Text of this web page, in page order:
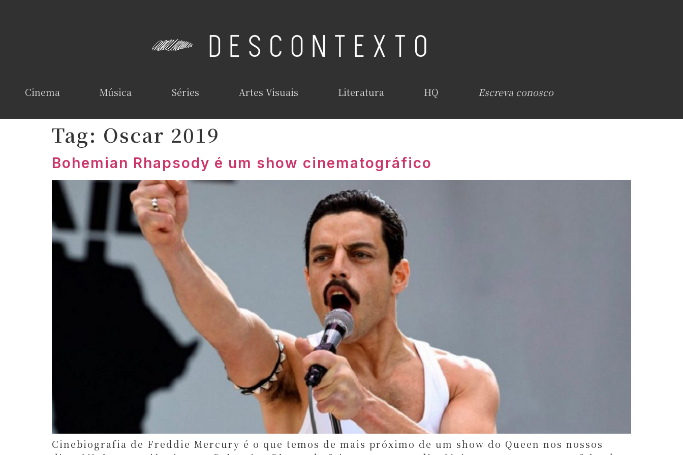
Cinema Música Séries Artes Visuais Literatura HQ Escreva conosco
Tag: Oscar 2019
Bohemian Rhapsody é um show cinematográfico
Cinebiografia de Freddie Mercury é o que temos de mais próximo de um show do Queen nos nossos